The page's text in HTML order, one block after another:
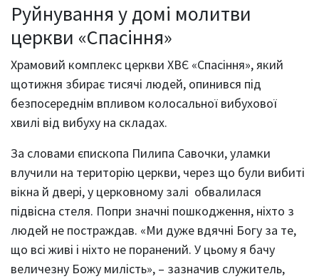
Руйнування у домі молитви
церкви «Спасіння»
Храмовий комплекс церкви ХВЄ «Спасіння», який
щотижня збирає тисячі людей, опинився під
безпосереднім впливом колосальної вибухової
хвилі від вибуху на складах.
За словами єпископа Пилипа Савочки, уламки
влучили на територію церкви, через що були вибиті
вікна й двері, у церковному залі обвалилася
підвісна стеля. Попри значні пошкодження, ніхто з
людей не постраждав. «Ми дуже вдячні Богу за те,
що всі живі і ніхто не поранений. У цьому я бачу
величезну Божу милість», – зазначив служитель,